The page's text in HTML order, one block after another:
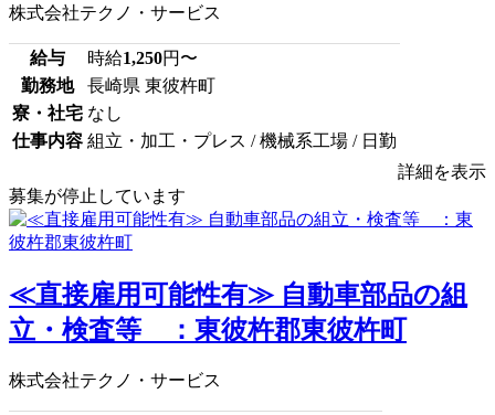
株式会社テクノ・サービス
給与 時給1,250円〜
勤務地
長崎県 東彼杵町
寮・社宅 なし
仕事内容 組立・加工・プレス / 機械系工場 / 日勤
詳細を表示
募集が停止しています
≪直接雇用可能性有≫ 自動車部品の組
立・検査等 ：東彼杵郡東彼杵町
株式会社テクノ・サービス